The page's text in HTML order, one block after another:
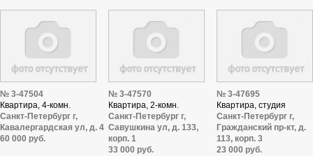
№ 3-47504
Квартира, 4-комн.
Санкт-Петербург г,
Кавалергардская ул, д. 4
60 000 руб.
№ 3-47570
Квартира, 2-комн.
Санкт-Петербург г,
Савушкина ул, д. 133,
корп. 1
33 000 руб.
№ 3-47695
Квартира, студия
Санкт-Петербург г,
Гражданский пр-кт, д.
113, корп. 3
23 000 руб.